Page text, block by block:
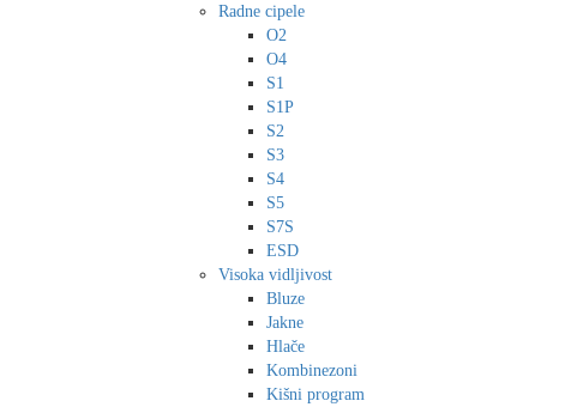
Radne cipele
O2
O4
S1
S1P
S2
S3
S4
S5
S7S
ESD
Visoka vidljivost
Bluze
Jakne
Hlače
Kombinezoni
Kišni program